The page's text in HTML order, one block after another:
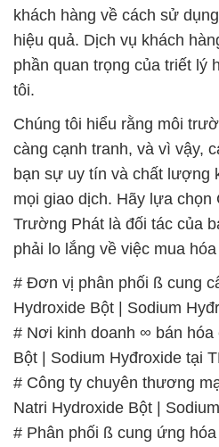
khách hàng về cách sử
hiệu quả. Dịch vụ khách
phần quan trọng của triết lý
tôi.
Chúng tôi hiểu rằng môi
càng cạnh tranh, và vì vậy,
bạn sự uy tín và chất lượng
mọi giao dịch. Hãy lựa
Trường Phát là đối tác của
phải lo lắng về việc mua
# Đơn vị phân phối ß cung
Hydroxide Bột | Sodium
# Nơi kinh doanh ∞ bán hóa
Bột | Sodium Hyđroxide tại
# Công ty chuyên thương
Natri Hydroxide Bột |
# Phân phối ß cung ứng